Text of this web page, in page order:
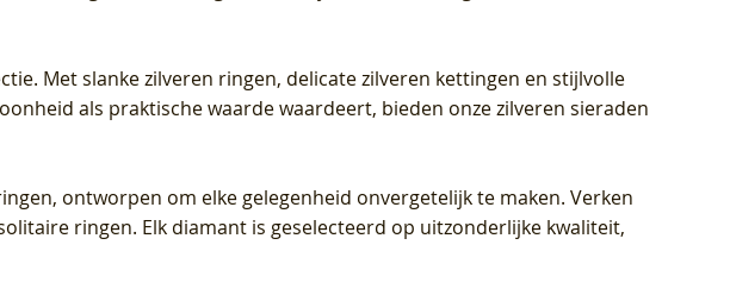
Met slanke zilveren ringen, delicate zilveren kettingen en stijlvolle
als praktische waarde waardeert, bieden onze zilveren sieraden
ontworpen om elke gelegenheid onvergetelijk te maken. Verken
ringen. Elk diamant is geselecteerd op uitzonderlijke kwaliteit,